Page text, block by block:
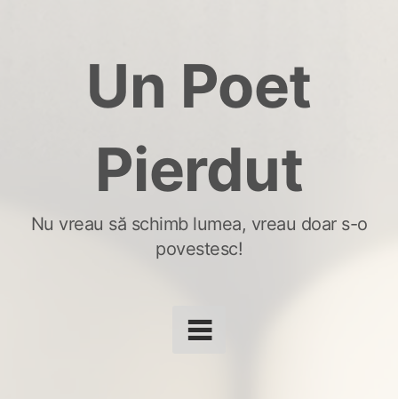
Un Poet
Pierdut
Nu vreau să schimb lumea, vreau doar s-o
povestesc!